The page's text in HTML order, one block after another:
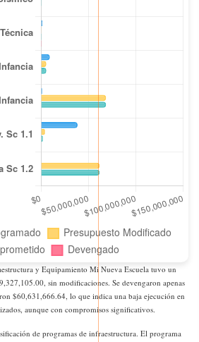
y Equipamiento Mi Nueva Escuela tuvo un
sin modificaciones. Se devengaron apenas
$60,631,666.64, lo que indica una baja ejecución en
aunque con compromisos significativos.
de programas de infraestructura. El programa